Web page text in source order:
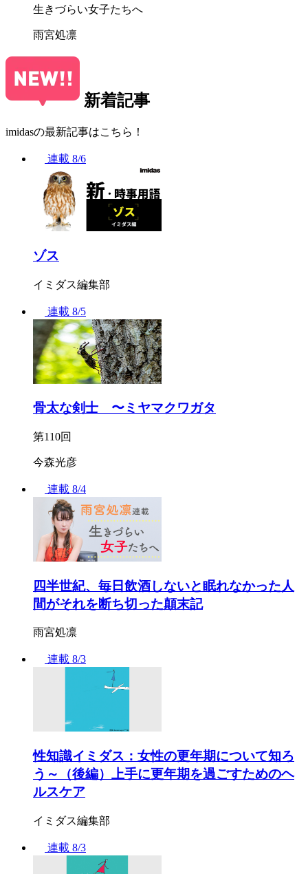
生きづらい女子たちへ
雨宮処凛
新着記事
imidasの最新記事はこちら！
連載 8/6
ゾス
イミダス編集部
連載 8/5
骨太な剣士 〜ミヤマクワガタ
第110回
今森光彦
連載 8/4
四半世紀、毎日飲酒しないと眠れなかった人
間がそれを断ち切った顛末記
雨宮処凛
連載 8/3
性知識イミダス：女性の更年期について知ろ
う～（後編）上手に更年期を過ごすためのヘ
ルスケア
イミダス編集部
連載 8/3